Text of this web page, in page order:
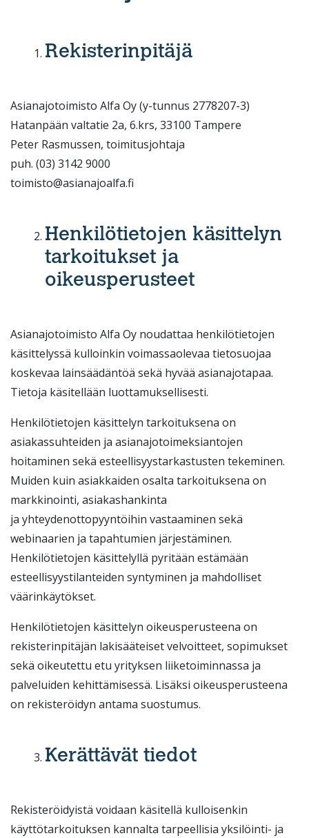
Rekisterinpitäjä
Asianajotoimisto Alfa Oy (y-tunnus 2778207-3)
Hatanpään valtatie 2a, 6.krs, 33100 Tampere
Peter Rasmussen, toimitusjohtaja
puh. (03) 3142 9000
toimisto@asianajoalfa.fi
Henkilötietojen käsittelyn
tarkoitukset ja
oikeusperusteet
Asianajotoimisto Alfa Oy noudattaa henkilötietojen
käsittelyssä kulloinkin voimassaolevaa tietosuojaa
koskevaa lainsäädäntöä sekä hyvää asianajotapaa.
Tietoja käsitellään luottamuksellisesti.
Henkilötietojen käsittelyn tarkoituksena on
asiakassuhteiden ja asianajotoimeksiantojen
hoitaminen sekä esteellisyystarkastusten tekeminen.
Muiden kuin asiakkaiden osalta tarkoituksena on
markkinointi, asiakashankinta
ja yhteydenottopyyntöihin vastaaminen sekä
webinaarien ja tapahtumien järjestäminen.
Henkilötietojen käsittelyllä pyritään estämään
esteellisyystilanteiden syntyminen ja mahdolliset
väärinkäytökset.
Henkilötietojen käsittelyn oikeusperusteena on
rekisterinpitäjän lakisääteiset velvoitteet, sopimukset
sekä oikeutettu etu yrityksen liiketoiminnassa ja
palveluiden kehittämisessä. Lisäksi oikeusperusteena
on rekisteröidyn antama suostumus.
Kerättävät tiedot
Rekisteröidyistä voidaan käsitellä kulloisenkin
käyttötarkoituksen kannalta tarpeellisia yksilöinti- ja